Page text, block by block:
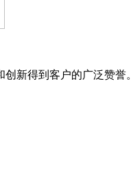
新得到客户的广泛赞誉